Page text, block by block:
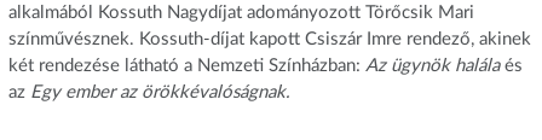
alkalmából Kossuth Nagydíjat adományozott Törőcsik Mari
színművésznek. Kossuth-díjat kapott Csiszár Imre rendező, akinek
két rendezése látható a Nemzeti Színházban: Az ügynök halálaés
az Egy ember az örökkévalóságnak.